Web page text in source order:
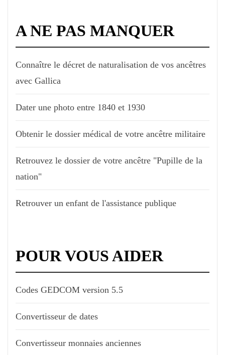
A NE PAS MANQUER
Connaître le décret de naturalisation de vos ancêtres
avec Gallica
Dater une photo entre 1840 et 1930
Obtenir le dossier médical de votre ancêtre militaire
Retrouvez le dossier de votre ancêtre "Pupille de la
nation"
Retrouver un enfant de l'assistance publique
POUR VOUS AIDER
Codes GEDCOM version 5.5
Convertisseur de dates
Convertisseur monnaies anciennes